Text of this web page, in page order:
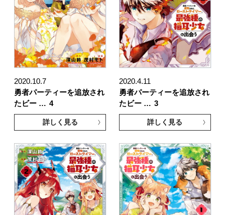
2020.10.7
勇者パーティーを追放され
たビー … 4
詳しく見る
2020.4.11
勇者パーティーを追放され
たビー … 3
詳しく見る